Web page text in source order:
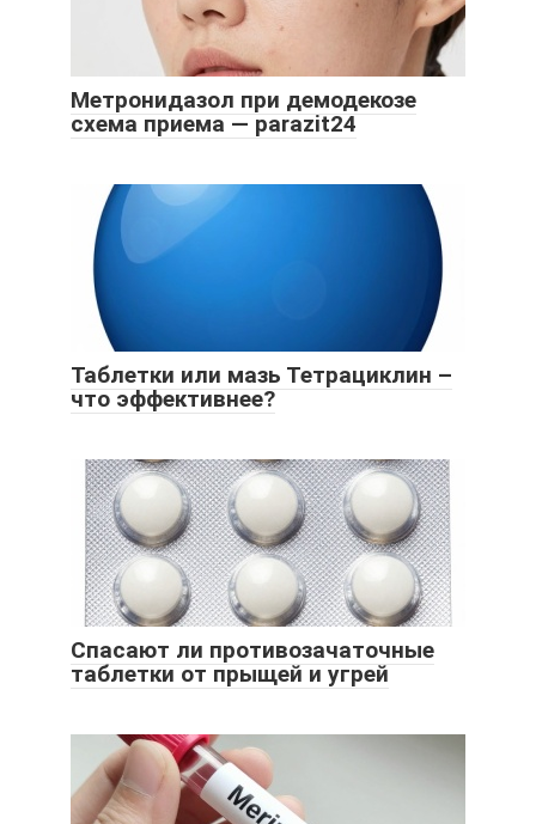
Метронидазол при демодекозе
схема приема — parazit24
Таблетки или мазь Тетрациклин –
что эффективнее?
Спасают ли противозачаточные
таблетки от прыщей и угрей